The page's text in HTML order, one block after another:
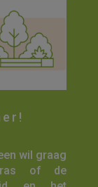
wil graag
of de